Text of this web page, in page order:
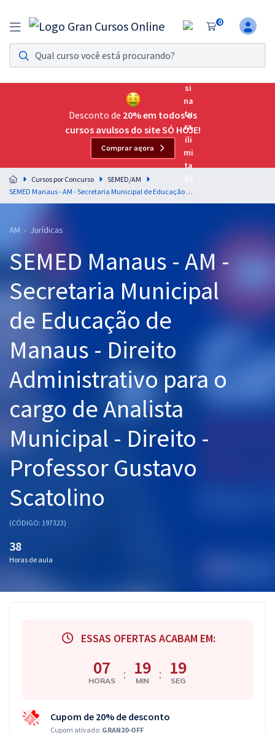
0
Assinatura Ilimitada 11
Acesso a todos os cursos. Teste grátis por 7 dias!
Assinatura OAB Até Passar
Acesso ilimitado a toda preparação para o Exame da
Residências Multiprofissionais
Preparação completa e intensiva para as principais
residências em saúde do Brasil
Cursos 20% OFF
Pós
Graduação
OAB
Mentorias
Aprovados
Desconto de 20% em todos os
cursos avulsos do site SÓ HOJE!
Comprar agora
Cursos por Concurso
SEMED/AM
SEMED Manaus - AM - Secretaria Municipal de Educação de Manaus - Direito Administrativo para o cargo de Analista Municipal - Direito - Professor Gustavo Scatolino
AM - Jurídicas
SEMED Manaus - AM -
Secretaria Municipal
de Educação de
Manaus - Direito
Administrativo para o
cargo de Analista
Municipal - Direito -
Professor Gustavo
Scatolino
(CÓDIGO: 197323)
38
Horas de aula
ESSAS OFERTAS ACABAM EM:
07
HORAS : 19
MIN : 18
SEG
Cupom de 20% de desconto
Cupom ativado: GRAN20-OFF